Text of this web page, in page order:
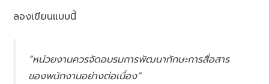
ลองเขียนแบบนี้
“หน่วยงานควรจัดอบรมการพัฒนาทักษะการสื่อสาร
ของพนักงานอย่างต่อเนื่อง”